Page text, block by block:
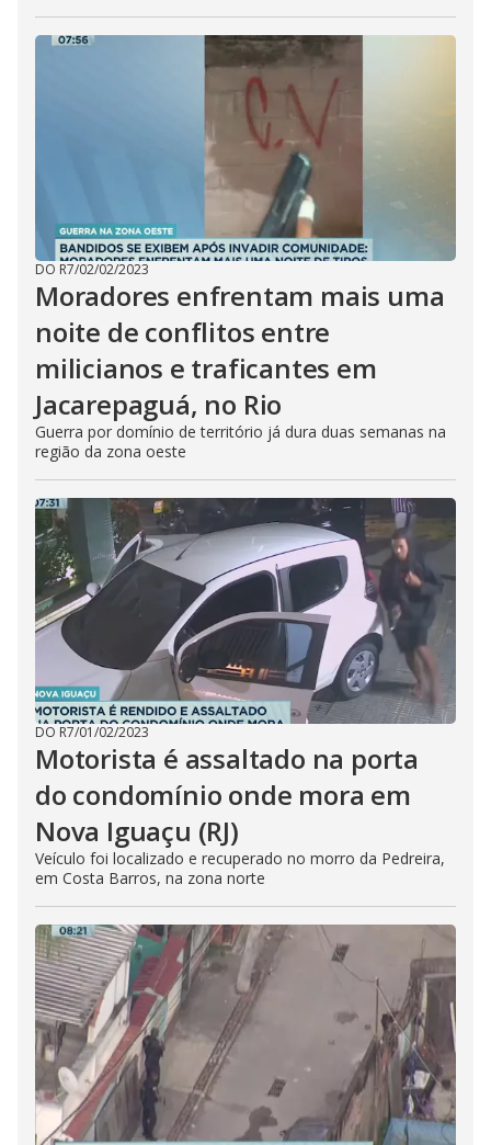
DO R7/02/02/2023
Moradores enfrentam mais uma
noite de conflitos entre
milicianos e traficantes em
Jacarepaguá, no Rio
Guerra por domínio de território já dura duas semanas na
região da zona oeste
DO R7/01/02/2023
Motorista é assaltado na porta
do condomínio onde mora em
Nova Iguaçu (RJ)
Veículo foi localizado e recuperado no morro da Pedreira,
em Costa Barros, na zona norte